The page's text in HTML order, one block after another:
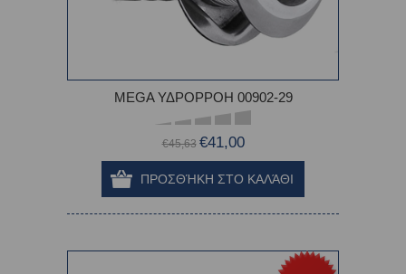
MEGA ΥΔΡΟΡΡΟΗ 00902-29
€45,63 €41,00